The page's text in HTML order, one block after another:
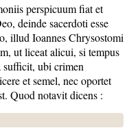
perspicuum fiat et
deinde sacerdoti esse
illud Ioannes Chrysostomi
ut liceat alicui, si tempus
sufficit, ubi crimen
et semel, nec oportet
Quod notavit dicens :